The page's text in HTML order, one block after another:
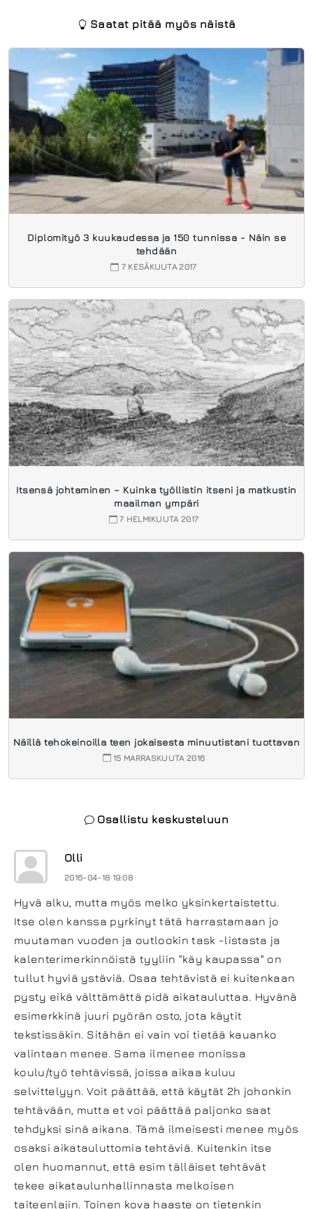
Saatat pitää myös näistä
Diplomityö 3 kuukaudessa ja 150 tunnissa - Näin se
tehdään
7 KESÄKUUTA 2017
Itsensä johtaminen – Kuinka työllistin itseni ja matkustin
maailman ympäri
7 HELMIKUUTA 2017
Näillä tehokeinoilla teen jokaisesta minuutistani tuottavan
15 MARRASKUUTA 2016
Osallistu keskusteluun
Olli
2016-04-18 19:08
Hyvä alku, mutta myös melko yksinkertaistettu.
Itse olen kanssa pyrkinyt tätä harrastamaan jo
muutaman vuoden ja outlookin task -listasta ja
kalenterimerkinnöistä tyyliin "käy kaupassa" on
tullut hyviä ystäviä. Osaa tehtävistä ei kuitenkaan
pysty eikä välttämättä pidä aikatauluttaa. Hyvänä
esimerkkinä juuri pyörän osto, jota käytit
tekstissäkin. Sitähän ei vain voi tietää kauanko
valintaan menee. Sama ilmenee monissa
koulu/työ tehtävissä, joissa aikaa kuluu
selvittelyyn. Voit päättää, että käytät 2h johonkin
tehtävään, mutta et voi päättää paljonko saat
tehdyksi sinä aikana. Tämä ilmeisesti menee myös
osaksi aikatauluttomia tehtäviä. Kuitenkin itse
olen huomannut, että esim tälläiset tehtävät
tekee aikataulunhallinnasta melkoisen
taiteenlajin. Toinen kova haaste on tietenkin